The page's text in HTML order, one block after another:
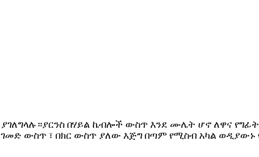
ያገለግላሉ።ያርንስ በሃይል ኬብሎች ውስጥ እንደ ሙሌት ሆኖ ለዋና
ውስጥ ፣ በክር ውስጥ ያለው እጅግ በጣም የሚስብ አካል ወዲያውኑ